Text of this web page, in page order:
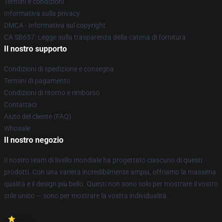
Informativa sulla privacy
DMCA - Informativa sul copyright
CA SB657: Legge sulla trasparenza della catena di fornitura
Il nostro supporto
Condizioni di spedizione e consegna
Termini di pagamento
Condizioni di ritorno e rimborso
Contattaci
Aiuto del cliente (FAQ)
Whosale
Il nostro negozio
Il nostro team di livello mondiale ha progettato ciascuno di questi
prodotti. Con una varietà incredibilmente ampia, offriamo la massima
qualità e il design più bello. Questi non sono solo per mostrare il vostro
stile unico — sono per mostrare la vostra individualità.